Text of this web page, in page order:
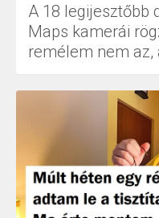
A 18 legijesztőbb
Maps kamerái
remélem nem az,